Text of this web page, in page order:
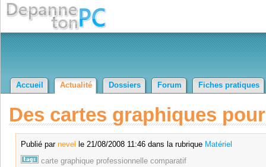
Accueil Actualité Dossiers Forum Fiches pratiques
Des cartes graphiques
Publié par nevel le 21/08/2008 11:46 dans la rubrique Matériel
carte graphique professionnelle comparatif